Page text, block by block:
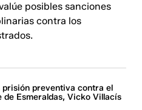
posibles sanciones
contra los
prisión preventiva contra el
de Esmeraldas, Vicko Villacís